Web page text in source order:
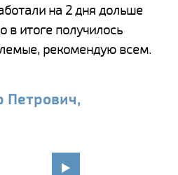
на 2 дня дольше
в итоге получилось
рекомендую всем.
Петрович,